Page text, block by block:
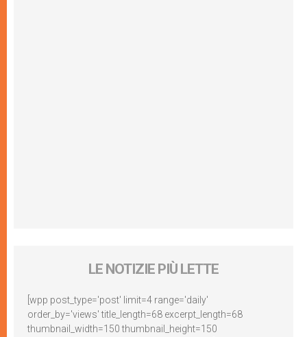
LE NOTIZIE PIÙ LETTE
[wpp post_type='post' limit=4 range='daily'
order_by='views' title_length=68 excerpt_length=68
thumbnail_width=150 thumbnail_height=150